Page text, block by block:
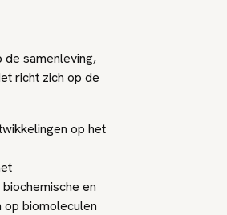
samenleving,
richt zich op de
op het
en
op biomoleculen